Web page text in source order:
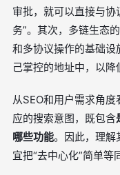
审批，就可以直接与协
务”。其次，多链生态
和多协议操作的基础设
己掌控的地址中，以降
从SEO和用户需求角
应的搜索意图，既包含
哪些功能。因此，理解
宜把“去中心化”简单等